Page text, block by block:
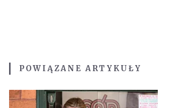
POWIĄZANE ARTYKUŁY